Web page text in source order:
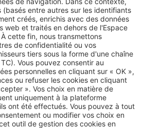
France
Fécamp : où en sont les prix de
l’immobilier en 2026 ?